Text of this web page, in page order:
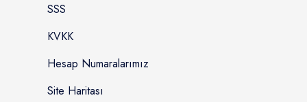
SSS
KVKK
Hesap Numaralarımız
Site Haritası